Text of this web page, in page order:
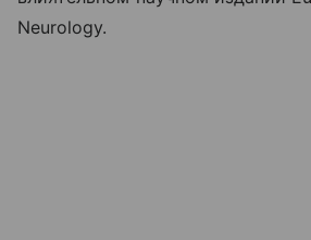
Neurology.